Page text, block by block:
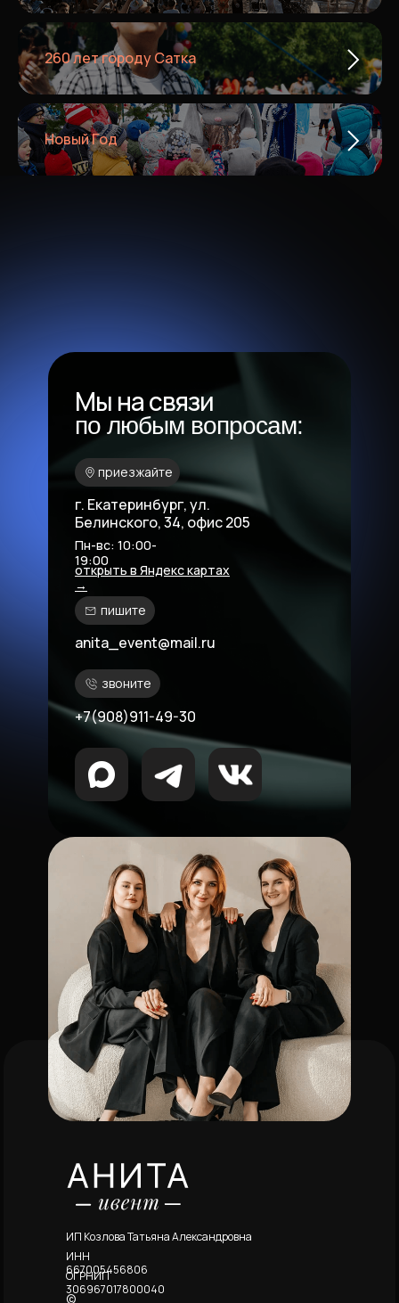
260 лет городу Сатка
Новый Год
ИП Козлова Татьяна Александровна
ИНН
667005456806
ОГРНИП
306967017800040
©
по любым вопросам:
Мы на связи
г. Екатеринбург, ул.
Белинского, 34, офис 205
Пн-вс: 10:00-
19:00
открыть в Яндекс картах
→
+7(908)911-49-30
anita_event@mail.ru
приезжайте
пишите
звоните